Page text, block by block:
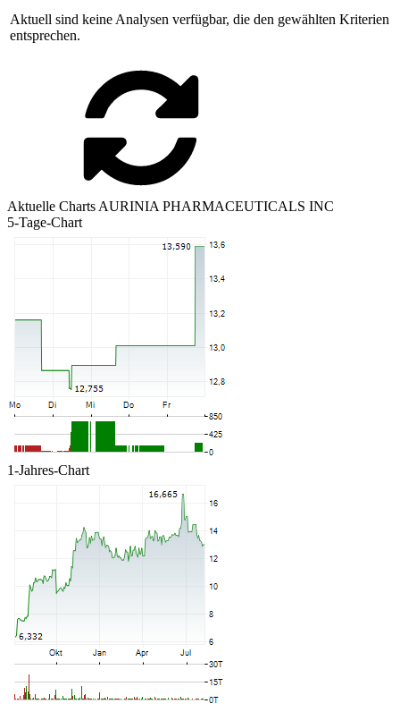
Aktuell sind keine Analysen verfügbar, die den gewählten Kriterien
entsprechen.
Aktuelle Charts AURINIA PHARMACEUTICALS INC
5-Tage-Chart
1-Jahres-Chart